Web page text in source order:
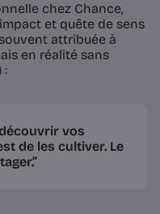
chez Chance,
et quête de sens
attribuée à
en réalité sans
:
vos
de les cultiver. Le